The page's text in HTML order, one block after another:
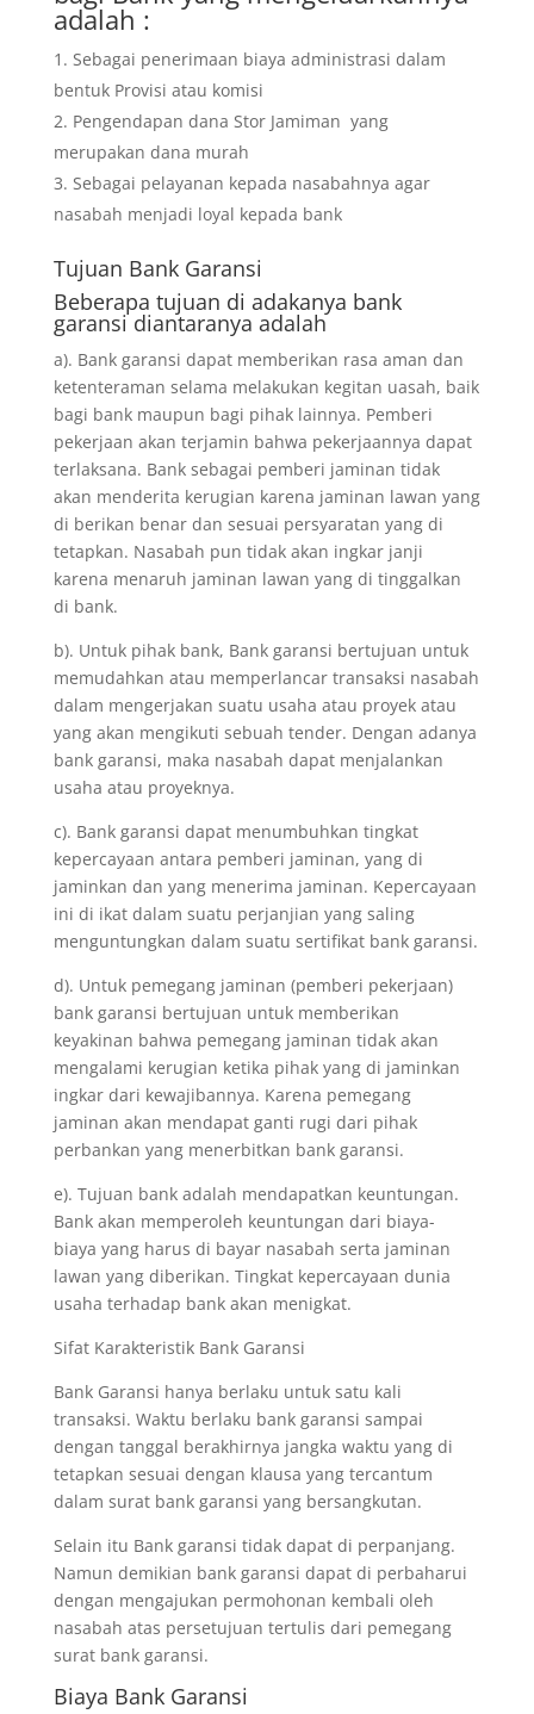
adalah :
Sebagai penerimaan biaya administrasi dalam
bentuk Provisi atau komisi
Pengendapan dana Stor Jamiman yang
merupakan dana murah
Sebagai pelayanan kepada nasabahnya agar
nasabah menjadi loyal kepada bank
Tujuan Bank Garansi
Beberapa tujuan di adakanya bank
garansi diantaranya adalah
a). Bank garansi dapat memberikan rasa aman dan
ketenteraman selama melakukan kegitan uasah, baik
bagi bank maupun bagi pihak lainnya. Pemberi
pekerjaan akan terjamin bahwa pekerjaannya dapat
terlaksana. Bank sebagai pemberi jaminan tidak
akan menderita kerugian karena jaminan lawan yang
di berikan benar dan sesuai persyaratan yang di
tetapkan. Nasabah pun tidak akan ingkar janji
karena menaruh jaminan lawan yang di tinggalkan
di bank.
b). Untuk pihak bank, Bank garansi bertujuan untuk
memudahkan atau memperlancar transaksi nasabah
dalam mengerjakan suatu usaha atau proyek atau
yang akan mengikuti sebuah tender. Dengan adanya
bank garansi, maka nasabah dapat menjalankan
usaha atau proyeknya.
c). Bank garansi dapat menumbuhkan tingkat
kepercayaan antara pemberi jaminan, yang di
jaminkan dan yang menerima jaminan. Kepercayaan
ini di ikat dalam suatu perjanjian yang saling
menguntungkan dalam suatu sertifikat bank garansi.
d). Untuk pemegang jaminan (pemberi pekerjaan)
bank garansi bertujuan untuk memberikan
keyakinan bahwa pemegang jaminan tidak akan
mengalami kerugian ketika pihak yang di jaminkan
ingkar dari kewajibannya. Karena pemegang
jaminan akan mendapat ganti rugi dari pihak
perbankan yang menerbitkan bank garansi.
e). Tujuan bank adalah mendapatkan keuntungan.
Bank akan memperoleh keuntungan dari biaya-
biaya yang harus di bayar nasabah serta jaminan
lawan yang diberikan. Tingkat kepercayaan dunia
usaha terhadap bank akan menigkat.
Sifat Karakteristik Bank Garansi
Bank Garansi hanya berlaku untuk satu kali
transaksi. Waktu berlaku bank garansi sampai
dengan tanggal berakhirnya jangka waktu yang di
tetapkan sesuai dengan klausa yang tercantum
dalam surat bank garansi yang bersangkutan.
Selain itu Bank garansi tidak dapat di perpanjang.
Namun demikian bank garansi dapat di perbaharui
dengan mengajukan permohonan kembali oleh
nasabah atas persetujuan tertulis dari pemegang
surat bank garansi.
Biaya Bank Garansi